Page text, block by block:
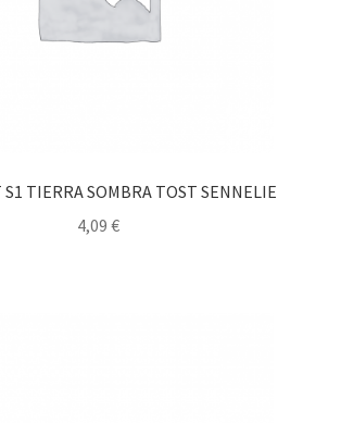
S1 TIERRA SOMBRA TOST SENNELIE
4,09 €